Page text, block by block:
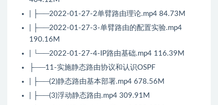
| ├──2022-01-27-2单臂路由理论.mp4 84.73M
| ├──2022-01-27-3-单臂路由的配置实验.mp4
190.16M
| └──2022-01-27-4-IP路由基础.mp4 116.39M
├──11-实施静态路由协议和认识OSPF
| ├──(2)静态路由基本部署.mp4 678.56M
| ├──(3)浮动静态路由.mp4 309.91M